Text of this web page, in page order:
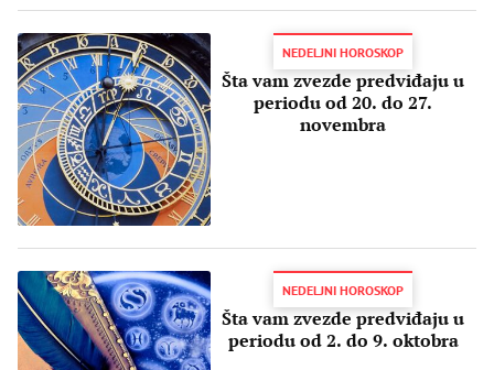
​NEDELJNI HOROSKOP
Šta vam zvezde predviđaju u
periodu od 20. do 27.
novembra
​NEDELJNI HOROSKOP
Šta vam zvezde predviđaju u
periodu od ​2. do 9. oktobra